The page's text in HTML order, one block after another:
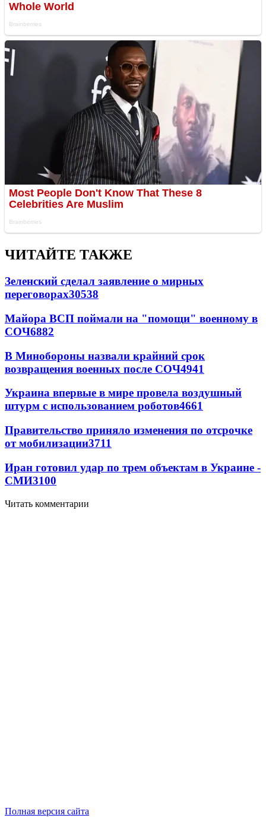
ЧИТАЙТЕ ТАКЖЕ
Зеленский сделал заявление о мирных
переговорах30538
Майора ВСП поймали на "помощи" военному в
СОЧ6882
В Минобороны назвали крайний срок
возвращения военных после СОЧ4941
Украина впервые в мире провела воздушный
штурм с использованием роботов4661
Правительство приняло изменения по отсрочке
от мобилизации3711
Иран готовил удар по трем объектам в Украине -
СМИ3100
Читать комментарии
Полная версия сайта